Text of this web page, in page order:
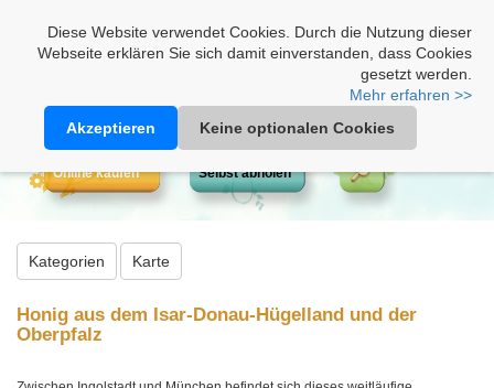
Diese Website verwendet Cookies. Durch die Nutzung dieser
Webseite erklären Sie sich damit einverstanden, dass Cookies
gesetzt werden.
Mehr erfahren >>
Akzeptieren
Keine optionalen Cookies
Online kaufen Selbst abholen
Kategorien Karte
Honig aus dem Isar-Donau-Hügelland und der
Oberpfalz